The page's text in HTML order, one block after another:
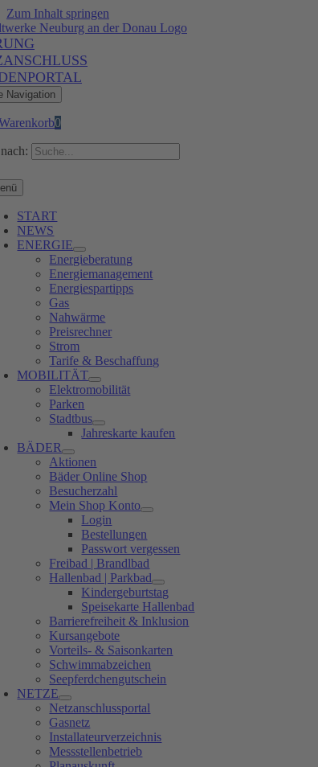
Zum Inhalt springen
Navigation
0
START
NEWS
ENERGIE
Energieberatung
Energiemanagement
Energiespartipps
Gas
Nahwärme
Preisrechner
Strom
Tarife & Beschaffung
MOBILITÄT
Elektromobilität
Parken
Stadtbus
Jahreskarte kaufen
BÄDER
Aktionen
Bäder Online Shop
Besucherzahl
Mein Shop Konto
Login
Bestellungen
Passwort vergessen
Freibad | Brandlbad
Hallenbad | Parkbad
Kindergeburtstag
Speisekarte Hallenbad
Barrierefreiheit & Inklusion
Kursangebote
Vorteils- & Saisonkarten
Schwimmabzeichen
Seepferdchengutschein
NETZE
Netzanschlussportal
Gasnetz
Installateurverzeichnis
Messstellenbetrieb